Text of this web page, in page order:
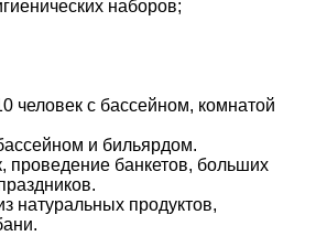
наборов;
человек с бассейном, комнатой
и бильярдом.
проведение банкетов, больших
натуральных продуктов,